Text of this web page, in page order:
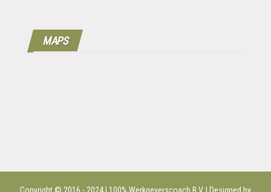
MAPS
Copyright © 2016 - 2024 | 100% Werkgeverscoach B.V. | Designed by